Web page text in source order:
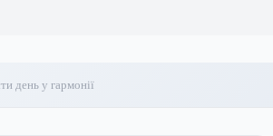
день у гармонії